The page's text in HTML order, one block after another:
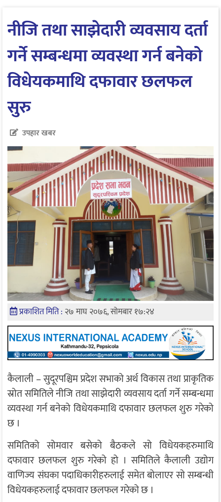
नीजि तथा साझेदारी व्यवसाय दर्ता
गर्ने सम्बन्धमा व्यवस्था गर्न बनेको
विधेयकमाथि दफावार छलफल
सुरु
उपहार खबर
प्रकाशित मिति : २७ माघ २०७६, सोमबार १७:२४
कैलाली – सुदूरपश्चिम प्रदेश सभाको अर्थ विकास तथा प्राकृतिक
स्रोत समितिले नीजि तथा साझेदारी व्यवसाय दर्ता गर्ने सम्बन्धमा
व्यवस्था गर्न बनेको विधेयकमाथि दफावार छलफल शुरु गरेको
छ ।
समितिको सोमवार बसेको बैठकले सो विधेयकहरुमाथि
दफावार छलफल शुरु गरेको हो । समितिले कैलाली उद्योग
वाणिज्य संघका पदाधिकारीहरुलाई समेत बोलाएर सो सम्बन्धी
विधेयकहरुलाई दफावार छलफल गरेको छ ।